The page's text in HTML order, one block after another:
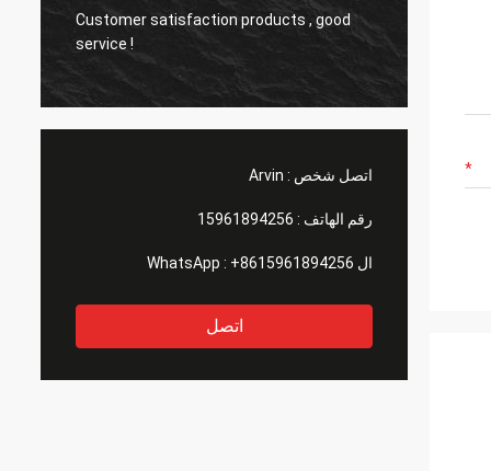
Customer satisfaction products , good
service !
اتصل شخص : Arvin
رقم الهاتف : 15961894256
ال WhatsApp : +8615961894256
اتصل